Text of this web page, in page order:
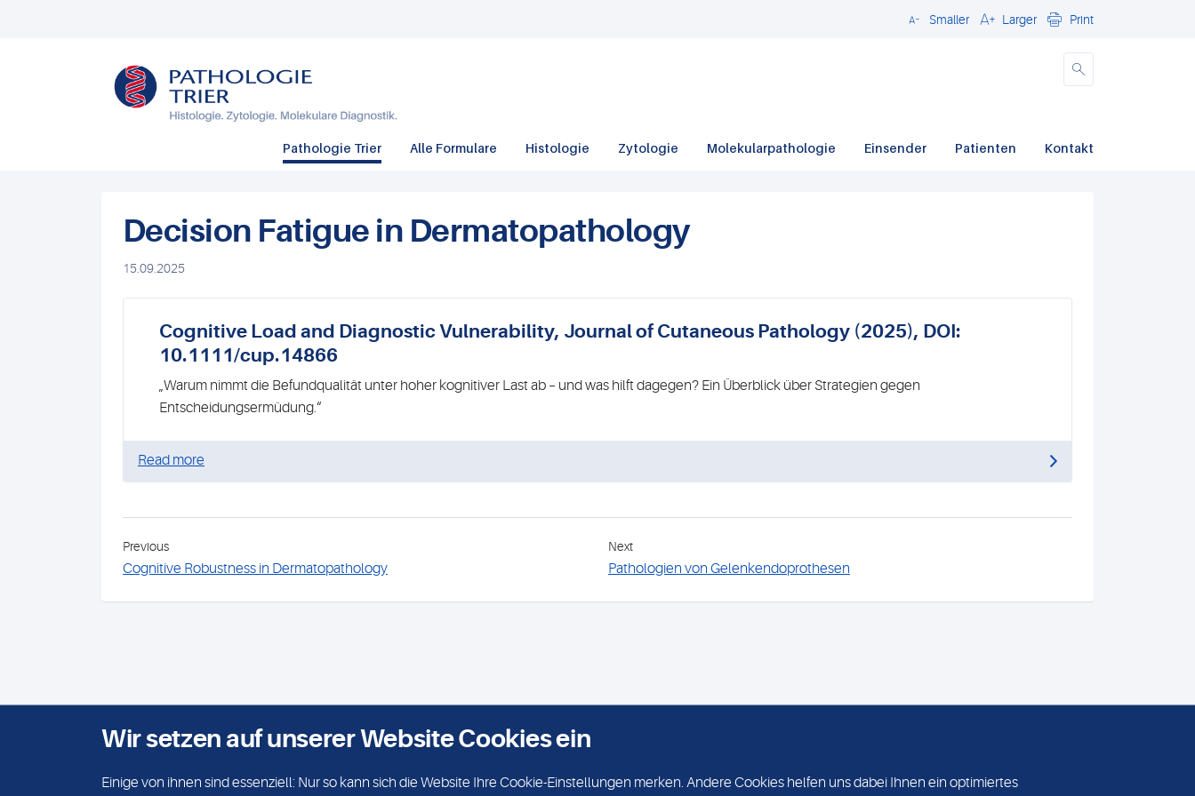
CloseSmaller Larger Print
Pathologie Trier Alle Formulare Histologie Zytologie Molekularpathologie Einsender Patienten Kontakt
Decision Fatigue in Dermatopathology
15.09.2025
Cognitive Load and Diagnostic Vulnerability, Journal of Cutaneous Pathology (2025), DOI:
10.1111/cup.14866
„Warum nimmt die Befundqualität unter hoher kognitiver Last ab – und was hilft dagegen? Ein Überblick über Strategien gegen
Entscheidungsermüdung.“
Read more
Previous
Cognitive Robustness in Dermatopathology
Next
Pathologien von Gelenkendoprothesen
Wir setzen auf unserer Website Cookies ein
Einige von ihnen sind essenziell: Nur so kann sich die Website Ihre Cookie-Einstellungen merken. Andere Cookies helfen uns dabei Ihnen ein optimiertes